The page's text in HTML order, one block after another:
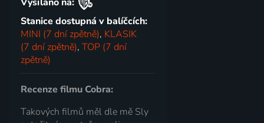
Stanice dostupná v balíčcích:
MINI (7 dní zpětně), KLASIK
(7 dní zpětně),TOP (7 dní
zpětně)
Recenze filmu Cobra:
Takových filmů měl dle mě Sly